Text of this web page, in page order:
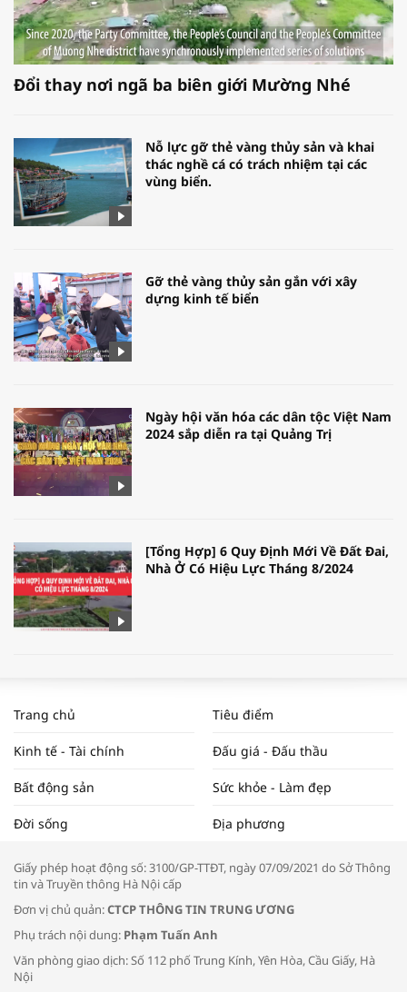
Đổi thay nơi ngã ba biên giới Mường Nhé
Nỗ lực gỡ thẻ vàng thủy sản và khai
thác nghề cá có trách nhiệm tại các
vùng biển.
Gỡ thẻ vàng thủy sản gắn với xây
dựng kinh tế biển
Ngày hội văn hóa các dân tộc Việt Nam
2024 sắp diễn ra tại Quảng Trị
[Tổng Hợp] 6 Quy Định Mới Về Đất Đai,
Nhà Ở Có Hiệu Lực Tháng 8/2024
ĐẬP THỊ TRƯỜNG #62
Tọa đàm “Xúc tiến thương mại: Khơi
Bác sĩ tư vấn cách phòng tránh bệnh
đường hô hấp trong thời tiết giao mùa
Trang chủ Tiêu điểm
Kinh tế - Tài chính Đấu giá - Đấu thầu
Bất động sản Sức khỏe - Làm đẹp
Đời sống Địa phương
Giấy phép hoạt động số: 3100/GP-TTĐT, ngày 07/09/2021 do Sở Thông
tin và Truyền thông Hà Nội cấp
Đơn vị chủ quản:CTCP THÔNG TIN TRUNG ƯƠNG
Phụ trách nội dung: Phạm Tuấn Anh
Văn phòng giao dịch: Số 112 phố Trung Kính, Yên Hòa, Cầu Giấy, Hà
Nội